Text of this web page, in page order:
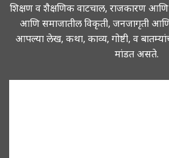
शिक्षण व शैक्षणिक वाटचाल, राजकारण आणि
आणि समाजातील विकृती, जनजागृती आणि
आपल्या लेख, कथा, काव्य, गोष्टी, व
मांडत असते.